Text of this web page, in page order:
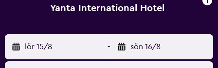
Yanta International Hotel
lör 15/8 - sön 16/8